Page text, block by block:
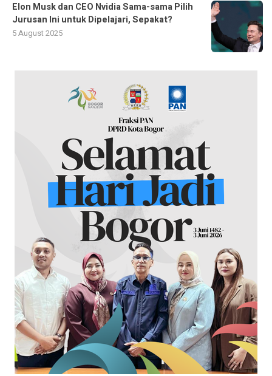
Elon Musk dan CEO Nvidia Sama-sama Pilih
Jurusan Ini untuk Dipelajari, Sepakat?
5 August 2025